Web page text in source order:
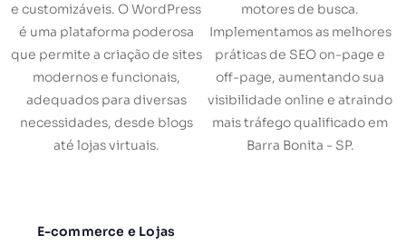
e customizáveis. O WordPress
é uma plataforma poderosa
que permite a criação de sites
modernos e funcionais,
adequados para diversas
necessidades, desde blogs
até lojas virtuais.
motores de busca.
Implementamos as melhores
práticas de SEO on-page e
off-page, aumentando sua
visibilidade online e atraindo
mais tráfego qualificado em
Barra Bonita - SP.
E-commerce e Lojas